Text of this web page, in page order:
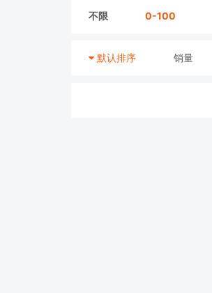
不限 0-100
默认排序 销量